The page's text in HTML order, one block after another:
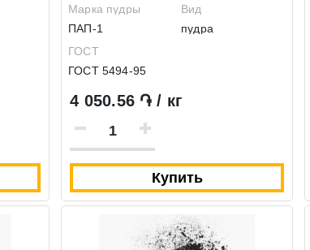
Марка пудры
ПАП-1
Вид
пудра
ГОСТ
ГОСТ 5494-95
4 050.56 ֏ / кг
Купить
обратный звонок
заявка